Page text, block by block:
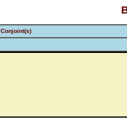
Conjoint(s)